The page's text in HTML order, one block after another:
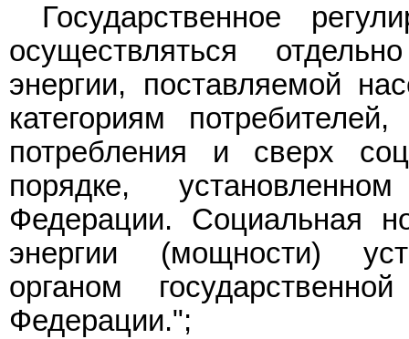
Государственное
осуществляться
энергии, поставляемой
категориям
потребления и сверх
порядке,
Федерации. Социальная
энергии (мощности)
органом
Федерации.";